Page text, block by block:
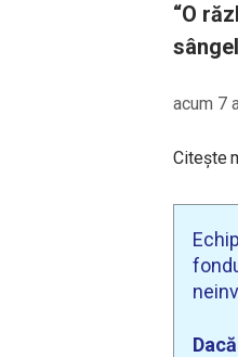
“O
acum 7
Citește